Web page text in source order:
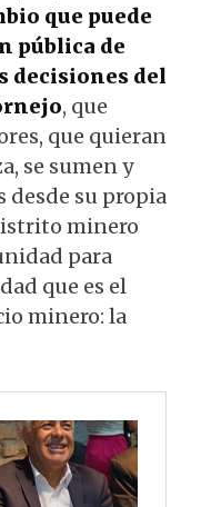
que puede
pública de
decisiones del
, que
que quieran
se sumen y
su propia
minero
para
que es el
minero: la